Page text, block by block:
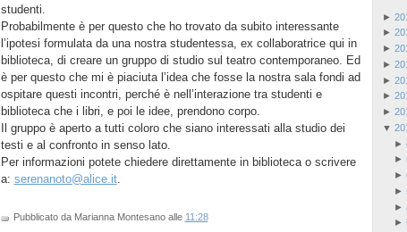
studenti.
Probabilmente è per questo che ho trovato da subito interessante
l’ipotesi formulata da una nostra studentessa, ex collaboratrice qui in
biblioteca, di creare un gruppo di studio sul teatro contemporaneo. Ed
è per questo che mi è piaciuta l’idea che fosse la nostra sala fondi ad
ospitare questi incontri, perché è nell’interazione tra studenti e
biblioteca che i libri, e poi le idee, prendono corpo.
Il gruppo è aperto a tutti coloro che siano interessati alla studio dei
testi e al confronto in senso lato.
Per informazioni potete chiedere direttamente in biblioteca o scrivere
a: serenanoto@alice.it.
Pubblicato da Marianna Montesano alle 11:28
►
►
►
►
►
►
►
▼
►
►
►
►
►
►